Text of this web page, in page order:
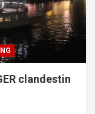
clandestin